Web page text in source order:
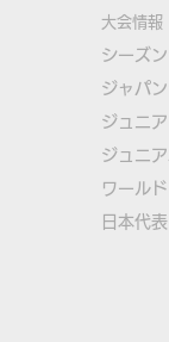
大会情報
シーズ
ジャパ
ジュニ
ジュニ
ワール
​​日本代表